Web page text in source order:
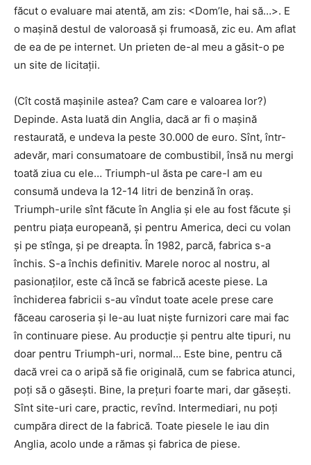
făcut o evaluare mai atentă, am zis: <Dom’le, hai să…>. E
o mașină destul de valoroasă și frumoasă, zic eu. Am aflat
de ea de pe internet. Un prieten de-al meu a găsit-o pe
un site de licitații.
(Cît costă mașinile astea? Cam care e valoarea lor?)
Depinde. Asta luată din Anglia, dacă ar fi o mașină
restaurată, e undeva la peste 30.000 de euro. Sînt, într-
adevăr, mari consumatoare de combustibil, însă nu mergi
toată ziua cu ele… Triumph-ul ăsta pe care-l am eu
consumă undeva la 12-14 litri de benzină în oraș.
Triumph-urile sînt făcute în Anglia și ele au fost făcute și
pentru piața europeană, și pentru America, deci cu volan
și pe stînga, și pe dreapta. În 1982, parcă, fabrica s-a
închis. S-a închis definitiv. Marele noroc al nostru, al
pasionaților, este că încă se fabrică aceste piese. La
închiderea fabricii s-au vîndut toate acele prese care
făceau caroseria și le-au luat niște furnizori care mai fac
în continuare piese. Au producție și pentru alte tipuri, nu
doar pentru Triumph-uri, normal… Este bine, pentru că
dacă vrei ca o aripă să fie originală, cum se fabrica atunci,
poți să o găsești. Bine, la prețuri foarte mari, dar găsești.
Sînt site-uri care, practic, revînd. Intermediari, nu poți
cumpăra direct de la fabrică. Toate piesele le iau din
Anglia, acolo unde a rămas și fabrica de piese.